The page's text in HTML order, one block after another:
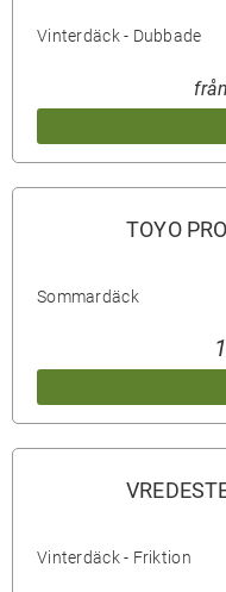
Vinterdäck - Dubbade
från
TOYO
Sommardäck
Vinterdäck - Friktion